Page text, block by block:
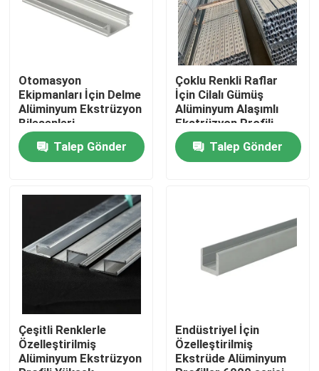
Ürünler
Hakkımızda
Fabrika turu
Teklif isteği
Mill Finish Alüminyum Rulo
Renkli Kaplamalı Alüminyum Rulo
Soğuk Haddelenmiş Alüminyum Rulo
Otomasyon
Ekipmanları İçin Delme
Alüminyum Ekstrüzyon
Bileşenleri
Talep Gönder
Çoklu Renkli Raflar
İçin Cilalı Gümüş
Alüminyum Alaşımlı
Ekstrüzyon Profili
Talep Gönder
Çeşitli Renklerle
Özelleştirilmiş
Alüminyum Ekstrüzyon
Endüstriyel İçin
Özelleştirilmiş
Ekstrüde Alüminyum